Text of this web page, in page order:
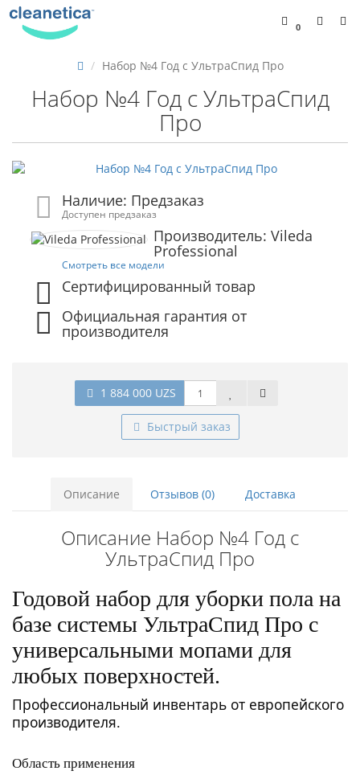
0
Набор №4 Год с УльтраСпид Про
Набор №4 Год с УльтраСпид
Про
Наличие: Предзаказ
Доступен предзаказ
Производитель: Vileda
Professional
Смотреть все модели
Сертифицированный товар
Официальная гарантия от
производителя
1 884 000 UZS
Быстрый заказ
Описание Отзывов (0) Доставка
Описание Набор №4 Год с
УльтраСпид Про
Годовой набор для уборки пола на
базе системы УльтраСпид Про с
универсальными мопами для
любых поверхностей.
Профессиональный инвентарь от европейского
производителя.
Область применения